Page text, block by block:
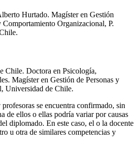
Hurtado. Magíster en Gestión
Comportamiento Organizacional, P.
Chile. Doctora en Psicología,
Magíster en Gestión de Personas y
Universidad de Chile.
se encuentra confirmado, sin
de ellos o ellas podría variar por causas
diplomado. En este caso, el o la docente
u otra de similares competencias y